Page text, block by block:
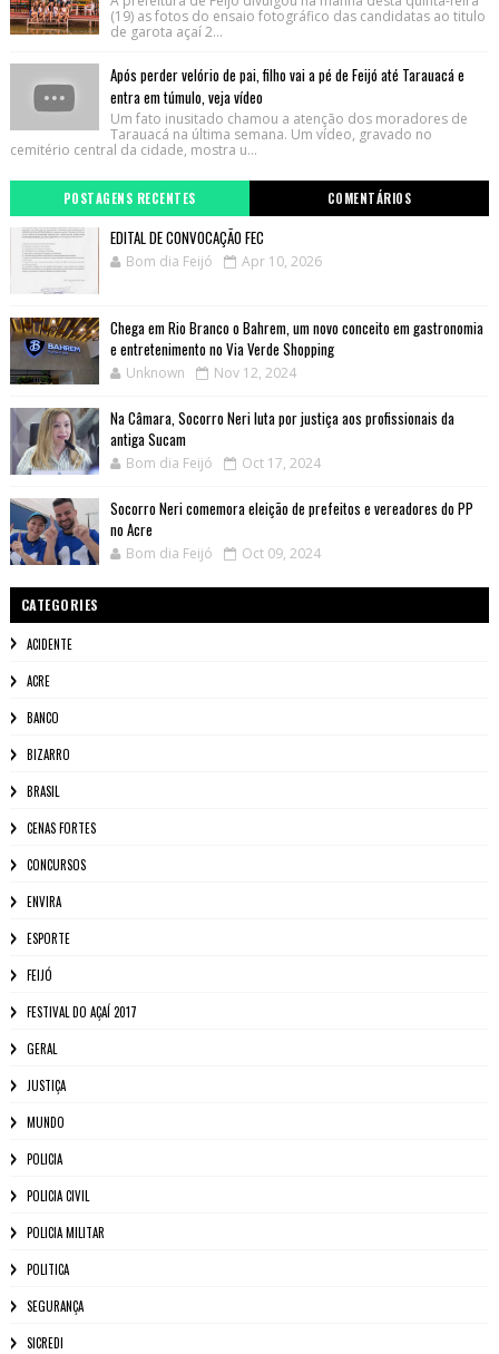
(19) as fotos do ensaio fotográfico das candidatas ao titulo
de garota açaí 2...
Após perder velório de pai, filho vai a pé de Feijó até Tarauacá e
entra em túmulo, veja vídeo
Um fato inusitado chamou a atenção dos moradores de
Tarauacá na última semana. Um vídeo, gravado no
cemitério central da cidade, mostra u...
POSTAGENS RECENTES COMENTÁRIOS
EDITAL DE CONVOCAÇÃO FEC
Bom dia Feijó Apr 10, 2026
Chega em Rio Branco o Bahrem, um novo conceito em gastronomia
e entretenimento no Via Verde Shopping
Unknown Nov 12, 2024
Na Câmara, Socorro Neri luta por justiça aos profissionais da
antiga Sucam
Bom dia Feijó Oct 17, 2024
Socorro Neri comemora eleição de prefeitos e vereadores do PP
no Acre
Bom dia Feijó Oct 09, 2024
CATEGORIES
ACIDENTE
ACRE
BANCO
BIZARRO
BRASIL
CENAS FORTES
CONCURSOS
ENVIRA
ESPORTE
FEIJÓ
FESTIVAL DO AÇAÍ 2017
GERAL
JUSTIÇA
MUNDO
POLICIA
POLICIA CIVIL
POLICIA MILITAR
POLITICA
SEGURANÇA
SICREDI